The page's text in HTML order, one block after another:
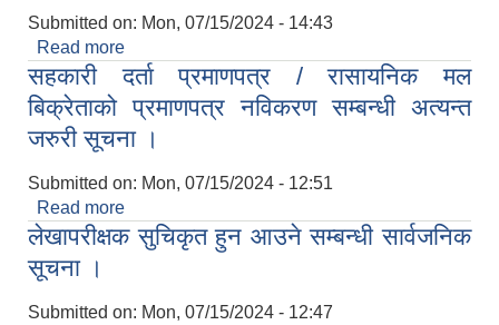
Submitted on: Mon, 07/15/2024 - 14:43
Read more
सहकारी दर्ता प्रमाणपत्र / रासायनिक मल
बिक्रेताको प्रमाणपत्र नविकरण सम्बन्धी अत्यन्त
जरुरी सूचना ।
Submitted on: Mon, 07/15/2024 - 12:51
Read more
बिक्रेताको प्रमाणपत्र नविकरण सम्बन्धी अत्यन्त जरुरी
सूचना ।
लेखापरीक्षक सुचिकृत हुन आउने सम्बन्धी सार्वजनिक
सूचना ।
Submitted on: Mon, 07/15/2024 - 12:47